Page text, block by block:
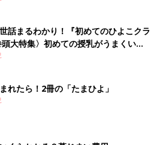
話まるわかり！『初めてのひよこクラ
大特集〉初めての授乳がうまくい
ミルクの基本と夏のトラブル 解決テ
れたら！2冊の「たまひよ」